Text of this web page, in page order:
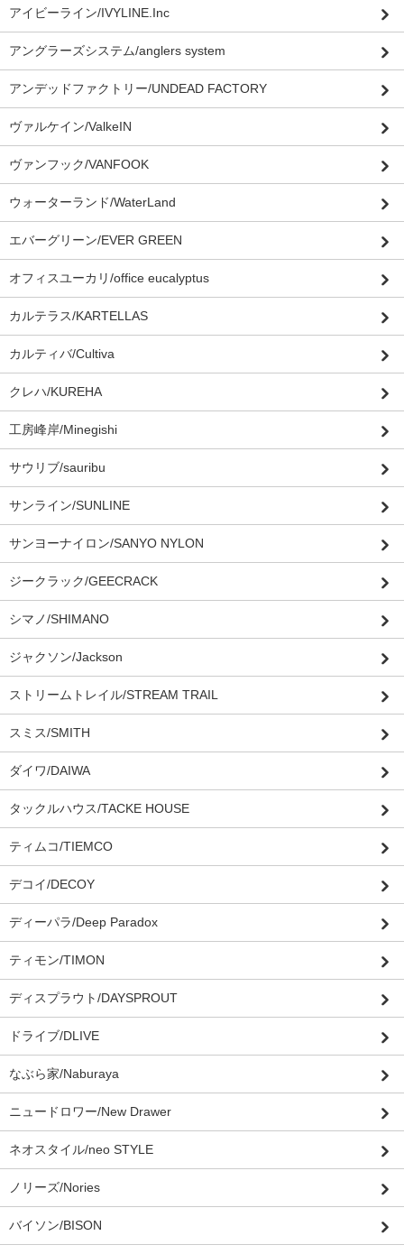
アイビーライン/IVYLINE.Inc
アングラーズシステム/anglers system
アンデッドファクトリー/UNDEAD FACTORY
ヴァルケイン/ValkeIN
ヴァンフック/VANFOOK
ウォーターランド/WaterLand
エバーグリーン/EVER GREEN
オフィスユーカリ/office eucalyptus
カルテラス/KARTELLAS
カルティバ/Cultiva
クレハ/KUREHA
工房峰岸/Minegishi
サウリブ/sauribu
サンライン/SUNLINE
サンヨーナイロン/SANYO NYLON
ジークラック/GEECRACK
シマノ/SHIMANO
ジャクソン/Jackson
ストリームトレイル/STREAM TRAIL
スミス/SMITH
ダイワ/DAIWA
タックルハウス/TACKE HOUSE
ティムコ/TIEMCO
デコイ/DECOY
ディーパラ/Deep Paradox
ティモン/TIMON
ディスプラウト/DAYSPROUT
ドライブ/DLIVE
なぶら家/Naburaya
ニュードロワー/New Drawer
ネオスタイル/neo STYLE
ノリーズ/Nories
バイソン/BISON